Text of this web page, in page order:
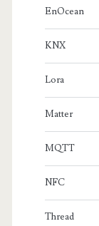
EnOcean
KNX
Lora
Matter
MQTT
NFC
Thread